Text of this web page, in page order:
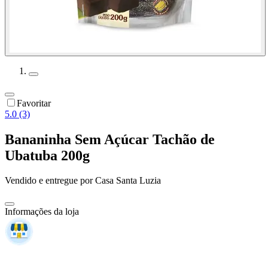
Favoritar
5.0 (3)
Bananinha Sem Açúcar Tachão de
Ubatuba 200g
Vendido e entregue por Casa Santa Luzia
Informações da loja